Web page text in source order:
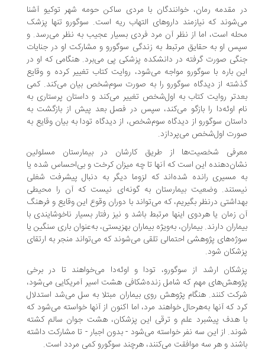
مقدمه رمان، خوانندگان با مردی ساکن حومه شهر توکیو آشنا
که نیازمند داروهای التهاب ریه است. سوگورو تنها پزشک
است، اما از نظر آن مرد فردی بسیار عجیب به نظر می‌رسد. و
او به حقایق مرتبط به زندگی سوگورو و مشارکت او در جنایات
صورت گرفته در دانشکده پزشکی پی می‌برد. هنگامی که او در
باره با سوگورو مواجه می‌شود، روایت کتاب تغییر کرده و وقایع
از دیدگاه سوگورو را به صورت سوم‌شخص بیان می‌کند. کمی
روایت کتاب به اول‌شخص تغییر می‌کند و داستان پرستاری به
اوئه‌دا را بازگو می‌کند، سپس در فصل بعد پیش از بازگشت به
سوگورو از دیدگاه سوم‌شخص، از دیدگاه تودا به بیان وقایع به
اول‌شخص می‌پردازد.
شخصیت‌ها از طریق کارشان در بیمارستان مسلولین
این است که آنها تا چه میزان کرخت و بی‌احساس شده‌ یا
مسیری رانده شده‌اند که لزوما دیگر به دنبال پیشرفت شغلی
وضعیت بیمارستان به گونه‌ای نیست که آن را محیطی
درنظر بگیریم، که می‌تواند با دوران وقوع این وقایع و فرهنگ
زمان یا هردوی اینها مرتبط باشد و نیز رفتار بسیار ناخوشایندی با
دارند. بیماران، به‌ویژه بیماران بهزیستی، به‌عنوان باری سنگین یا
پژوهشی احتمالی تلقی می‌شوند که می‌تواند منجر به ارتقای
شود.
ارشد از سوگورو، تودا و اوئه‌دا می‌خواهند تا در برخی
مهم که شامل زنده‌شکافی هشت اسیر آمریکایی می‌شود،
کنند. هنگام پژوهش روی بیماران مبتلا به سل می‌شد استدلال
که آنها به‌هرحال خواهند مرد، اما اکنون از آنها خواسته می‌شود که
هدف پیشبرد علم و ترقی این پزشکان، هشت جوان سالم کشته
از این سه نفر خواسته می‌شود - بدون اجبار - تا مشارکت داشته
و هر سه موافقت می‌کنند، هرچند سوگورو کمی مردد است.